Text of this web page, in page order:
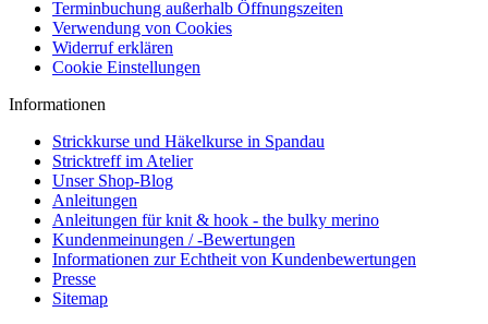
Terminbuchung außerhalb Öffnungszeiten
Verwendung von Cookies
Widerruf erklären
Cookie Einstellungen
Informationen
Strickkurse und Häkelkurse in Spandau
Stricktreff im Atelier
Unser Shop-Blog
Anleitungen
Anleitungen für knit & hook - the bulky merino
Kundenmeinungen / -Bewertungen
Informationen zur Echtheit von Kundenbewertungen
Presse
Sitemap